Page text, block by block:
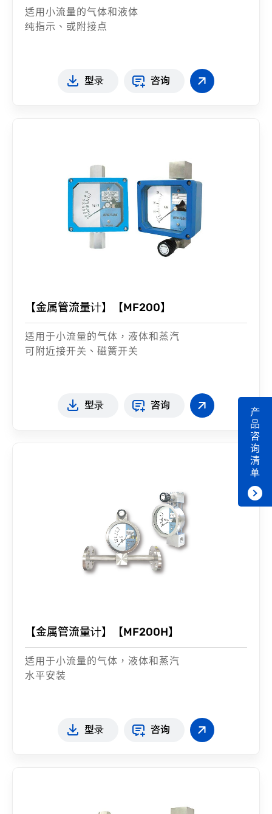
适用小流量的气体和液体
纯指示、或附接点
型录 咨询
【金属管流量计】【MF200】
适用于小流量的气体，液体和蒸汽
可附近接开关、磁簧开关
型录 咨询
【金属管流量计】【MF200H】
适用于小流量的气体，液体和蒸汽
水平安装
型录 咨询
产
品
咨
询
清
单